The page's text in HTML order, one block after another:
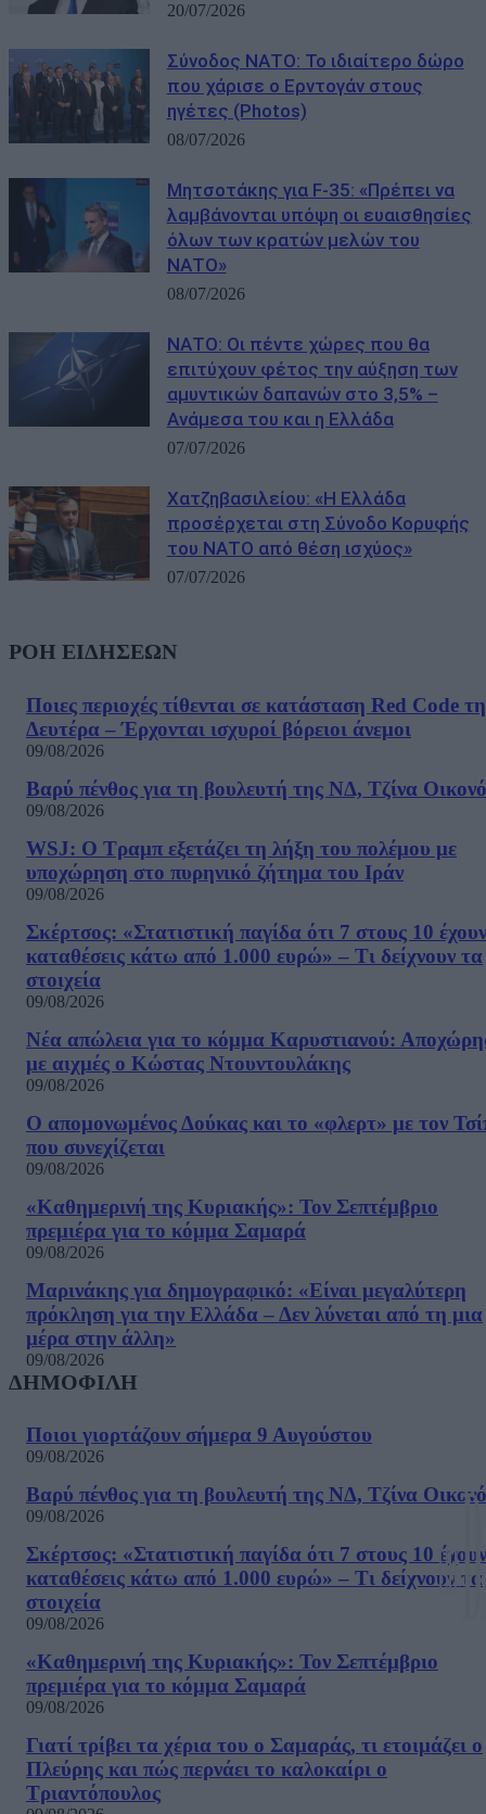
20/07/2026
Σύνοδος ΝΑΤΟ: Το ιδιαίτερο δώρο
που χάρισε ο Ερντογάν στους
ηγέτες (Photos)
08/07/2026
Μητσοτάκης για F-35: «Πρέπει να
λαμβάνονται υπόψη οι ευαισθησίες
όλων των κρατών μελών του
ΝΑΤΟ»
08/07/2026
ΝΑΤΟ: Οι πέντε χώρες που θα
επιτύχουν φέτος την αύξηση των
αμυντικών δαπανών στο 3,5% –
Ανάμεσα του και η Ελλάδα
07/07/2026
Χατζηβασιλείου: «Η Ελλάδα
προσέρχεται στη Σύνοδο Κορυφής
του ΝΑΤΟ από θέση ισχύος»
07/07/2026
ΡΟΗ ΕΙΔΗΣΕΩΝ
Ποιες περιοχές τίθενται σε κατάσταση Red Code τη
Δευτέρα – Έρχονται ισχυροί βόρειοι άνεμοι
09/08/2026
Βαρύ πένθος για τη βουλευτή της ΝΔ, Τζίνα
09/08/2026
WSJ: Ο Τραμπ εξετάζει τη λήξη του πολέμου με
υποχώρηση στο πυρηνικό ζήτημα του Ιράν
09/08/2026
Σκέρτσος: «Στατιστική παγίδα ότι 7 στους 10 έχουν
καταθέσεις κάτω από 1.000 ευρώ» – Τι δείχνουν τα
στοιχεία
09/08/2026
Νέα απώλεια για το κόμμα Καρυστιανού:
με αιχμές ο Κώστας Ντουντουλάκης
09/08/2026
Ο απομονωμένος Δούκας και το «φλερτ» με τον
που συνεχίζεται
09/08/2026
«Καθημερινή της Κυριακής»: Τον Σεπτέμβριο
πρεμιέρα για το κόμμα Σαμαρά
09/08/2026
Μαρινάκης για δημογραφικό: «Είναι μεγαλύτερη
πρόκληση για την Ελλάδα – Δεν λύνεται από τη μια
μέρα στην άλλη»
09/08/2026
ΔΗΜΟΦΙΛΗ
Ποιοι γιορτάζουν σήμερα 9 Αυγούστου
09/08/2026
Βαρύ πένθος για τη βουλευτή της ΝΔ, Τζίνα
09/08/2026
Σκέρτσος: «Στατιστική παγίδα ότι 7 στους 10 έχουν
καταθέσεις κάτω από 1.000 ευρώ» – Τι δείχνουν τα
στοιχεία
09/08/2026
«Καθημερινή της Κυριακής»: Τον Σεπτέμβριο
πρεμιέρα για το κόμμα Σαμαρά
09/08/2026
Γιατί τρίβει τα χέρια του ο Σαμαράς, τι ετοιμάζει ο
Πλεύρης και πώς περνάει το καλοκαίρι ο
Τριαντόπουλος